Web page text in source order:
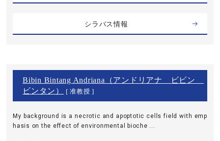
シラバス情報
Bibin Bintang Andriana（アンドリアナ ビビン
ビンタン）
[ 准教授 ]
My background is a necrotic and apoptotic cells field with emp
hasis on the effect of environmental bioche ...